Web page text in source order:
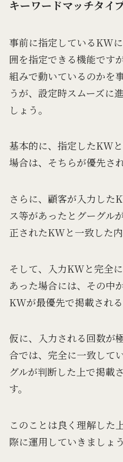
キーワードマッチタイ
事前に指定しているKW
囲を指定できる機能です
組みで動いているのかを
うが、設定時スムーズに
しょう。
基本的に、指定したKW
場合は、そちらが優先さ
さらに、顧客が入力した
ス等があったとグーグル
正されたKWと一致した内
そして、入力KWと完全
あった場合には、その中
KWが最優先で掲載される
仮に、入力される回数が
合では、完全に一致して
グルが判断した上で掲載
す。
このことは良く理解した
際に運用していきましょう